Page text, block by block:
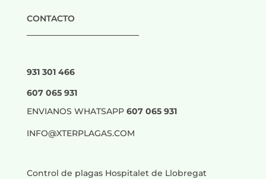
CONTACTO
931 301 466
607 065 931
ENVIANOS WHATSAPP 607 065 931
INFO@XTERPLAGAS.COM
Control de plagas Hospitalet de Llobregat